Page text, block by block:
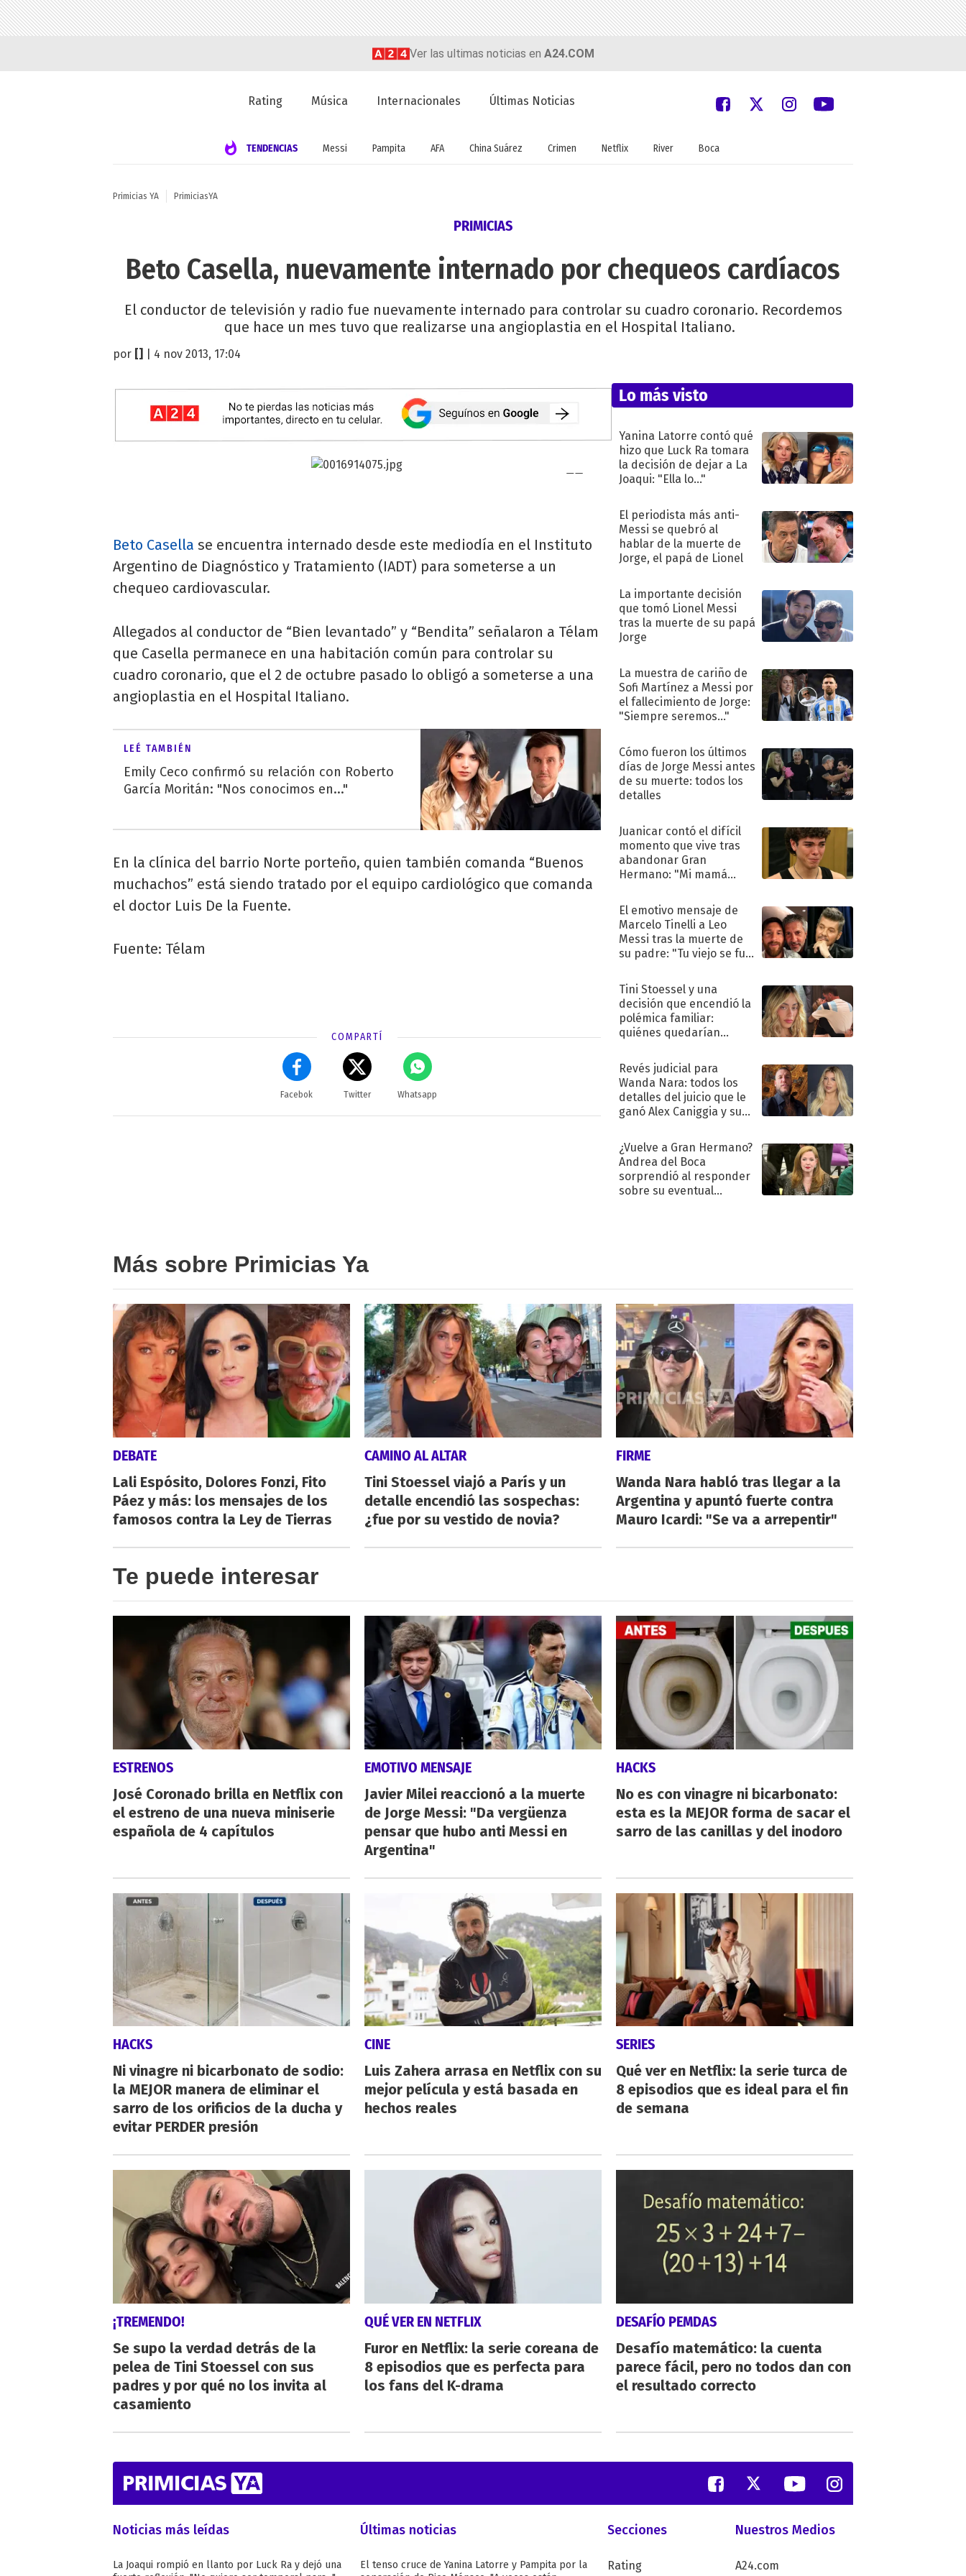
Ver las ultimas noticias en A24.COM
Rating Música Internacionales Últimas Noticias
TENDENCIAS Messi Pampita AFA China Suárez Crimen Netflix River Boca
Primicias YA PrimiciasYA
PRIMICIAS
Beto Casella, nuevamente internado por chequeos cardíacos
El conductor de televisión y radio fue nuevamente internado para controlar su cuadro coronario. Recordemos
que hace un mes tuvo que realizarse una angioplastia en el Hospital Italiano.
por | 4 nov 2013, 17:04
Beto Casella se encuentra internado desde este mediodía en el Instituto
Argentino de Diagnóstico y Tratamiento (IADT) para someterse a un
chequeo cardiovascular.
Allegados al conductor de “Bien levantado” y “Bendita” señalaron a Télam
que Casella permanece en una habitación común para controlar su
cuadro coronario, que el 2 de octubre pasado lo obligó a someterse a una
angioplastia en el Hospital Italiano.
LEÉ TAMBIÉN
Emily Ceco confirmó su relación con Roberto
García Moritán: "Nos conocimos en..."
En la clínica del barrio Norte porteño, quien también comanda “Buenos
muchachos” está siendo tratado por el equipo cardiológico que comanda
el doctor Luis De la Fuente.
Fuente: Télam
COMPARTÍ
Facebok Twitter Whatsapp
Lo más visto
Yanina Latorre contó qué
hizo que Luck Ra tomara
la decisión de dejar a La
Joaqui: "Ella lo..."
El periodista más anti-
Messi se quebró al
hablar de la muerte de
Jorge, el papá de Lionel
La importante decisión
que tomó Lionel Messi
tras la muerte de su papá
Jorge
La muestra de cariño de
Sofi Martínez a Messi por
el fallecimiento de Jorge:
"Siempre seremos..."
Cómo fueron los últimos
días de Jorge Messi antes
de su muerte: todos los
detalles
Juanicar contó el difícil
momento que vive tras
abandonar Gran
Hermano: "Mi mamá
El emotivo mensaje de
Marcelo Tinelli a Leo
Messi tras la muerte de
su padre: "Tu viejo se fue
Tini Stoessel y una
decisión que encendió la
polémica familiar:
quiénes quedarían
Revés judicial para
Wanda Nara: todos los
detalles del juicio que le
ganó Alex Caniggia y sus
¿Vuelve a Gran Hermano?
Andrea del Boca
sorprendió al responder
sobre su eventual
Más sobre Primicias Ya
DEBATE
Lali Espósito, Dolores Fonzi, Fito
Páez y más: los mensajes de los
famosos contra la Ley de Tierras
CAMINO AL ALTAR
Tini Stoessel viajó a París y un
detalle encendió las sospechas:
¿fue por su vestido de novia?
FIRME
Wanda Nara habló tras llegar a la
Argentina y apuntó fuerte contra
Mauro Icardi: "Se va a arrepentir"
Te puede interesar
ESTRENOS
José Coronado brilla en Netflix con
el estreno de una nueva miniserie
española de 4 capítulos
EMOTIVO MENSAJE
Javier Milei reaccionó a la muerte
de Jorge Messi: "Da vergüenza
pensar que hubo anti Messi en
Argentina"
HACKS
No es con vinagre ni bicarbonato:
esta es la MEJOR forma de sacar el
sarro de las canillas y del inodoro
HACKS
Ni vinagre ni bicarbonato de sodio:
la MEJOR manera de eliminar el
sarro de los orificios de la ducha y
evitar PERDER presión
CINE
Luis Zahera arrasa en Netflix con su
mejor película y está basada en
hechos reales
SERIES
Qué ver en Netflix: la serie turca de
8 episodios que es ideal para el fin
de semana
¡TREMENDO!
Se supo la verdad detrás de la
pelea de Tini Stoessel con sus
padres y por qué no los invita al
casamiento
QUÉ VER EN NETFLIX
Furor en Netflix: la serie coreana de
8 episodios que es perfecta para
los fans del K-drama
DESAFÍO PEMDAS
Desafío matemático: la cuenta
parece fácil, pero no todos dan con
el resultado correcto
Noticias más leídas
La Joaqui rompió en llanto por Luck Ra y dejó una
Últimas noticias
El tenso cruce de Yanina Latorre y Pampita por la
Secciones
Rating
Nuestros Medios
A24.com